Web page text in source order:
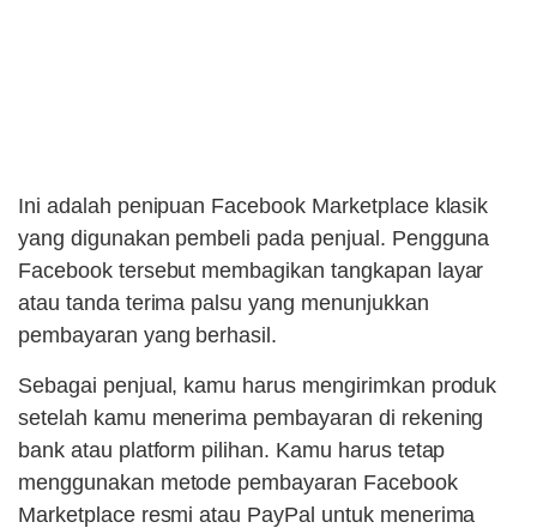
Ini adalah penipuan Facebook Marketplace klasik
yang digunakan pembeli pada penjual. Pengguna
Facebook tersebut membagikan tangkapan layar
atau tanda terima palsu yang menunjukkan
pembayaran yang berhasil.
Sebagai penjual, kamu harus mengirimkan produk
setelah kamu menerima pembayaran di rekening
bank atau platform pilihan. Kamu harus tetap
menggunakan metode pembayaran Facebook
Marketplace resmi atau PayPal untuk menerima